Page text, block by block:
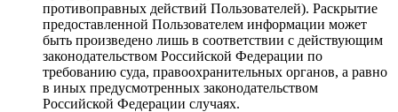
противоправных действий Пользователей). Раскрытие
предоставленной Пользователем информации может
быть произведено лишь в соответствии с действующим
законодательством Российской Федерации по
требованию суда, правоохранительных органов, а равно
в иных предусмотренных законодательством
Российской Федерации случаях.